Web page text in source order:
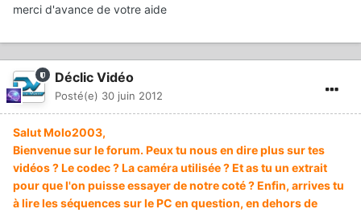
merci d'avance de votre aide
Déclic Vidéo
Posté(e) 30 juin 2012
Salut Molo2003,
Bienvenue sur le forum. Peux tu nous en dire plus sur tes
vidéos ? Le codec ? La caméra utilisée ? Et as tu un extrait
pour que l'on puisse essayer de notre coté ? Enfin, arrives tu
à lire les séquences sur le PC en question, en dehors de